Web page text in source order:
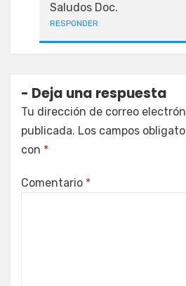
Saludos Doc.
RESPONDER
Deja una respuesta
Tu dirección de correo
publicada. Los campos
con *
Comentario *